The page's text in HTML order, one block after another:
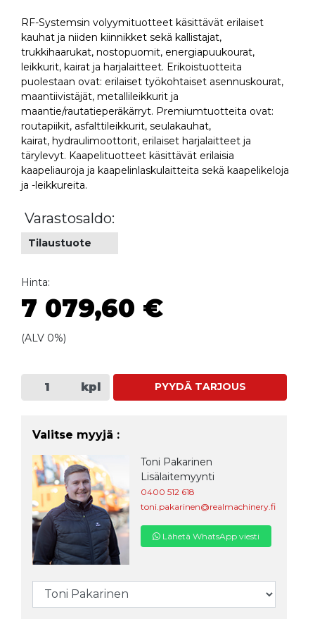
RF-Systemsin volyymituotteet käsittävät erilaiset
kauhat ja niiden kiinnikket sekä kallistajat,
trukkihaarukat, nostopuomit, energiapuukourat,
leikkurit, kairat ja harjalaitteet. Erikoistuotteita
puolestaan ovat: erilaiset työkohtaiset asennuskourat,
maantiivistäjät, metallileikkurit ja
maantie/rautatieperäkärryt. Premiumtuotteita ovat:
routapiikit, asfalttileikkurit, seulakauhat,
kairat, hydraulimoottorit, erilaiset harjalaitteet ja
tärylevyt. Kaapelituotteet käsittävät erilaisia
kaapeliauroja ja kaapelinlaskulaitteita sekä kaapelikeloja
ja -leikkureita.
Varastosaldo:
Tilaustuote
Hinta:
7 079,60 €
(ALV 0%)
kpl PYYDÄ TARJOUS
Valitse myyjä :
Toni Pakarinen
Lisälaitemyynti
0400 512 618
toni.pakarinen@realmachinery.fi
Lähetä WhatsApp viesti